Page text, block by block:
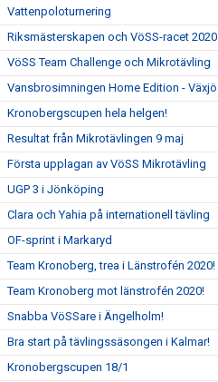
Vattenpoloturnering
Riksmästerskapen och VöSS-racet 2020
VöSS Team Challenge och Mikrotävling
Vansbrosimningen Home Edition - Växjö
Kronobergscupen hela helgen!
Resultat från Mikrotävlingen 9 maj
Första upplagan av VöSS Mikrotävling
UGP 3 i Jönköping
Clara och Yahia på internationell tävling
OF-sprint i Markaryd
Team Kronoberg, trea i Länstrofén 2020!
Team Kronoberg mot länstrofén 2020!
Snabba VöSSare i Ängelholm!
Bra start på tävlingssäsongen i Kalmar!
Kronobergscupen 18/1